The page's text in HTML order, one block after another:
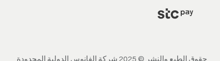
حقوق الطبع والنشر © 2025 شركة الفانوس الدولية المحدودة